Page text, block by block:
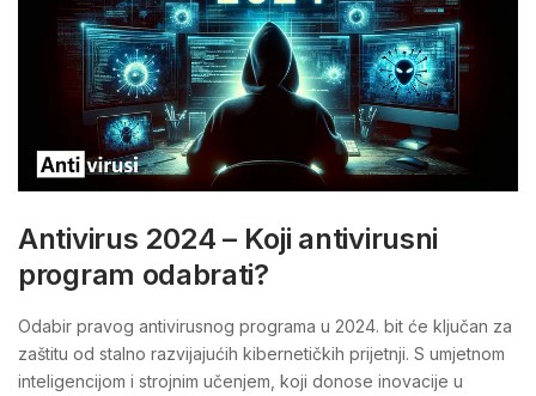
Antivirus 2024 – Koji antivirusni
program odabrati?
Odabir pravog antivirusnog programa u 2024. bit će ključan za
zaštitu od stalno razvijajućih kibernetičkih prijetnji. S umjetnom
inteligencijom i strojnim učenjem, koji donose inovacije u